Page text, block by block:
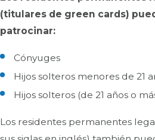
(titulares de green cards)
patrocinar:
Cónyuges
Hijos solteros menores de 21
Hijos solteros (de 21 años o
Los residentes permanentes